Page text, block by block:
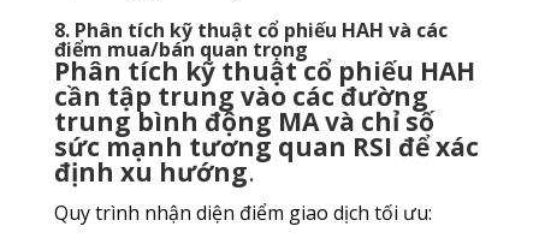
8. Phân tích kỹ thuật cổ phiếu HAH và các
điểm mua/bán quan trọng
Phân tích kỹ thuật cổ phiếu HAH
cần tập trung vào các đường
trung bình động MA và chỉ số
sức mạnh tương quan RSI để xác
định xu hướng.
Quy trình nhận diện điểm giao dịch tối ưu: